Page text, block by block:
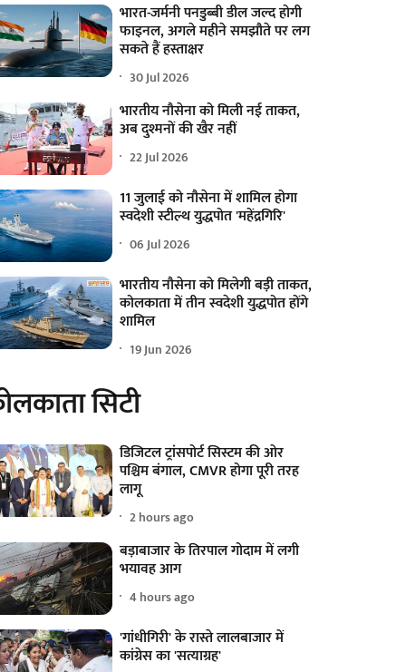
भारत-जर्मनी पनडुब्बी डील जल्द होगी
फाइनल, अगले महीने समझौते पर लग
सकते हैं हस्ताक्षर
30 Jul 2026
भारतीय नौसेना को मिली नई ताकत,
अब दुश्मनों की खैर नहीं
22 Jul 2026
11 जुलाई को नौसेना में शामिल होगा
स्वदेशी स्टील्थ युद्धपोत 'महेंद्रगिरि'
06 Jul 2026
भारतीय नौसेना को मिलेगी बड़ी ताकत,
कोलकाता में तीन स्वदेशी युद्धपोत होंगे
शामिल
19 Jun 2026
सिटी
डिजिटल ट्रांसपोर्ट सिस्टम की ओर
पश्चिम बंगाल, CMVR होगा पूरी तरह
लागू
2 hours ago
बड़ाबाजार के तिरपाल गोदाम में लगी
भयावह आग
4 hours ago
'गांधीगिरी' के रास्ते लालबाजार में
कांग्रेस का 'सत्याग्रह'